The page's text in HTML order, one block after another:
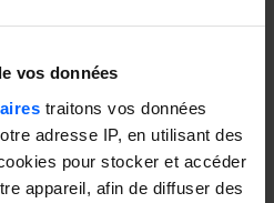
vos données
traitons vos données
adresse IP, en utilisant des
pour stocker et accéder
appareil, afin de diffuser des
à l’échelle locale.